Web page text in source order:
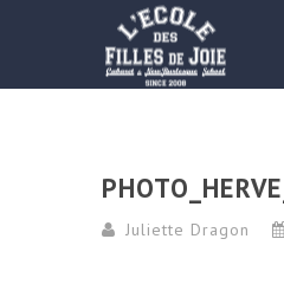
Juliette Dragon